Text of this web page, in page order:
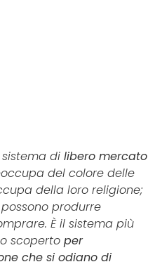
di libero mercato
del colore delle
della loro religione;
produrre
È il sistema più
scoperto per
che si odiano di